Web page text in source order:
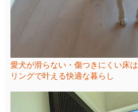
愛犬が滑らない・傷つきにくい床
リングで叶える快適な暮らし